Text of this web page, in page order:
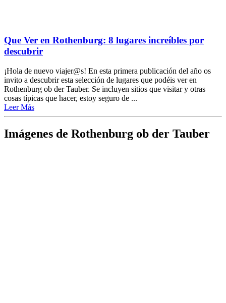
Que Ver en Rothenburg: 8 lugares increíbles por
descubrir
¡Hola de nuevo viajer@s! En esta primera publicación del año os
invito a descubrir esta selección de lugares que podéis ver en
Rothenburg ob der Tauber. Se incluyen sitios que visitar y otras
cosas típicas que hacer, estoy seguro de ...
Leer Más
Imágenes de Rothenburg ob der Tauber